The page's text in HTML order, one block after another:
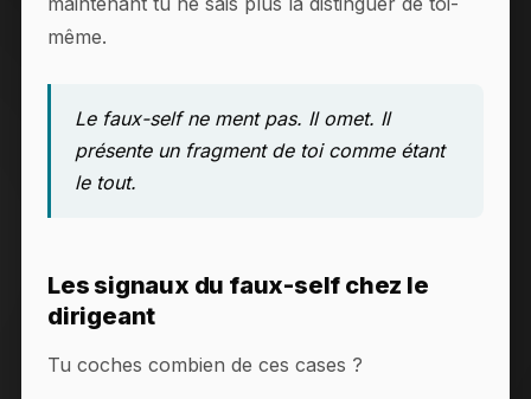
même.
Le faux-self ne ment pas. Il omet. Il
présente un fragment de toi comme étant
le tout.
Les signaux du faux-self chez le
dirigeant
Tu coches combien de ces cases ?